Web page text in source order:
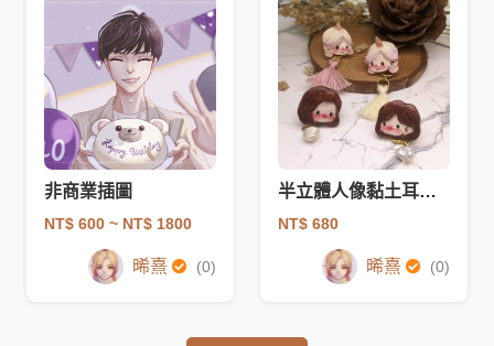
非商業插圖
NT$ 600 ~ NT$ 1800
晞熹 (0)
半立體人像黏土耳環驚喜包
NT$ 680
晞熹 (0)